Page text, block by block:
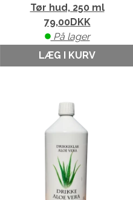
Tør hud, 250 ml
79,00DKK
På lager
LÆG I KURV